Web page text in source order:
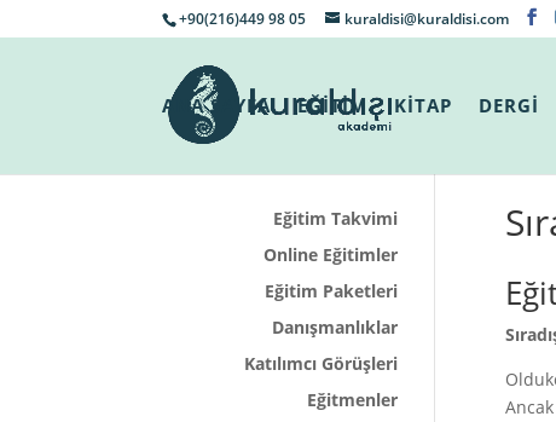
+90(216)449 98 05 kuraldisi@kuraldisi.com
ANA SAYFA EĞİTİM KİTAP DERGİ
Eğitim Takvimi
Online Eğitimler
Eğitim Paketleri
Danışmanlıklar
Katılımcı Görüşleri
Eğitmenler